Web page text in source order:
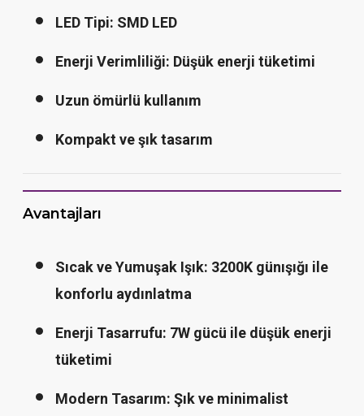
LED Tipi: SMD LED
Enerji Verimliliği: Düşük enerji tüketimi
Uzun ömürlü kullanım
Kompakt ve şık tasarım
Avantajları
Sıcak ve Yumuşak Işık: 3200K günışığı ile
konforlu aydınlatma
Enerji Tasarrufu: 7W gücü ile düşük enerji
tüketimi
Modern Tasarım: Şık ve minimalist